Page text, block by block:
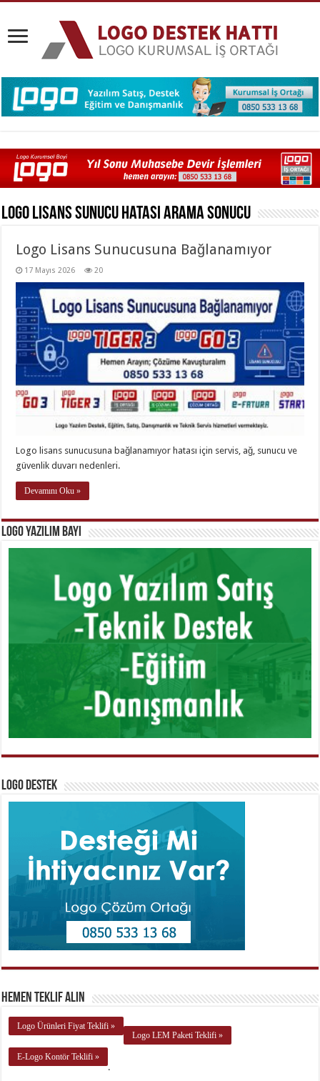
Logo Lisans Sunucu HatasıArama Sonucu
Logo Lisans Sunucusuna Bağlanamıyor
17 Mayıs 2026 20
Logo lisans sunucusuna bağlanamıyor hatası için servis, ağ, sunucu ve
güvenlik duvarı nedenleri.
Devamını Oku »
Logo Yazılım Bayi
Logo Destek
Hemen Teklif Alın
Logo Ürünleri Fiyat Teklifi »
Logo LEM Paketi Teklifi »
E-Logo Kontör Teklifi »
.